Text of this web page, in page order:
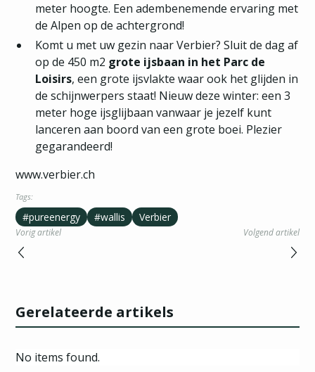
meter hoogte. Een adembenemende ervaring met
de Alpen op de achtergrond!
Komt u met uw gezin naar Verbier? Sluit de dag af
op de 450 m2 grote ijsbaan in het Parc de
Loisirs, een grote ijsvlakte waar ook het glijden in
de schijnwerpers staat! Nieuw deze winter: een 3
meter hoge ijsglijbaan vanwaar je jezelf kunt
lanceren aan boord van een grote boei. Plezier
gegarandeerd!
www.verbier.ch
Tags:
#pureenergy #wallis Verbier
Vorig artikel Volgend artikel
Gerelateerde artikels
No items found.